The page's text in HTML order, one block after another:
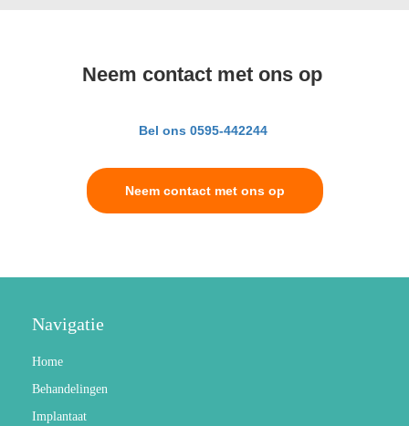
Neem contact met ons op
Bel ons 0595-442244
Neem contact met ons op
Navigatie
Home
Behandelingen
Implantaat